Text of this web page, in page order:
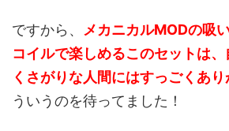
ですから、
メカニカルMODの吸
コイルで楽しめるこのセットは
くさがりな人間にはすっごくあり
ういうのを待ってました！